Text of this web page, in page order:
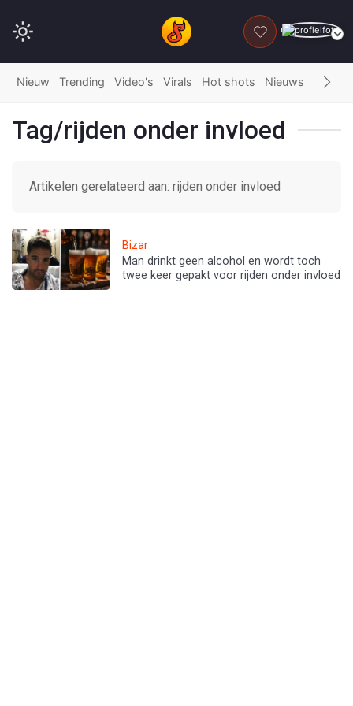
DONEER
Nieuw Trending Video's Virals Hot shots Nieuws Fails
Tag/rijden onder invloed
Artikelen gerelateerd aan: rijden onder invloed
Bizar
Man drinkt geen alcohol en wordt toch
twee keer gepakt voor rijden onder invloed